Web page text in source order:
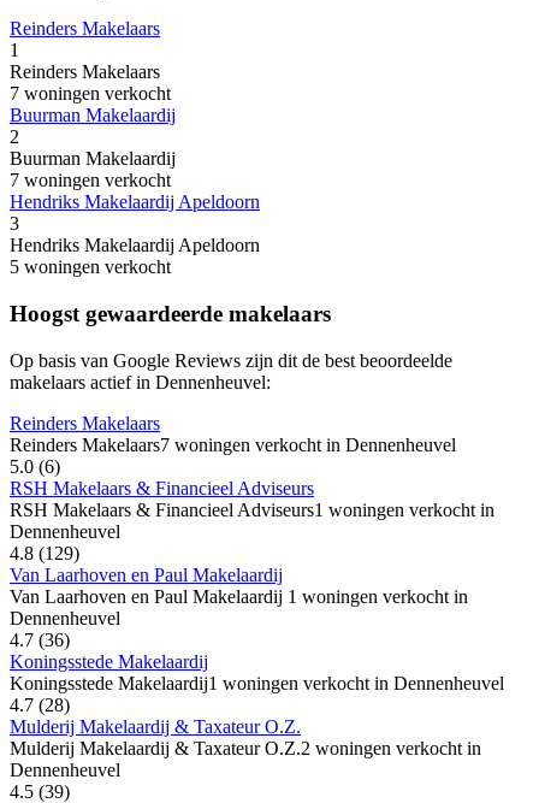
Reinders Makelaars
1
Reinders Makelaars
7 woningen verkocht
Buurman Makelaardij
2
Buurman Makelaardij
7 woningen verkocht
Hendriks Makelaardij Apeldoorn
3
Hendriks Makelaardij Apeldoorn
5 woningen verkocht
Hoogst gewaardeerde makelaars
Op basis van Google Reviews zijn dit de best beoordeelde
makelaars actief in Dennenheuvel:
Reinders Makelaars
Reinders Makelaars7 woningen verkocht in Dennenheuvel
5.0 (6)
RSH Makelaars & Financieel Adviseurs
RSH Makelaars & Financieel Adviseurs1 woningen verkocht in
Dennenheuvel
4.8 (129)
Van Laarhoven en Paul Makelaardij
Van Laarhoven en Paul Makelaardij 1 woningen verkocht in
Dennenheuvel
4.7 (36)
Koningsstede Makelaardij
Koningsstede Makelaardij1 woningen verkocht in Dennenheuvel
4.7 (28)
Mulderij Makelaardij & Taxateur O.Z.
Mulderij Makelaardij & Taxateur O.Z.2 woningen verkocht in
Dennenheuvel
4.5 (39)